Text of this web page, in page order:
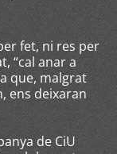
fet, ni res per
“cal anar a
que, malgrat
ens deixaran
de CiU